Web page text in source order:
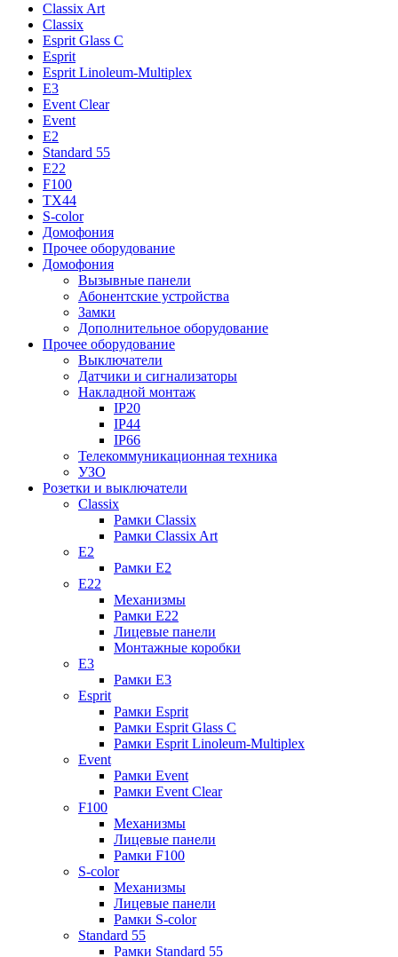
Classix Art
Classix
Esprit Glass C
Esprit
Esprit Linoleum-Multiplex
E3
Event Clear
Event
E2
Standard 55
E22
F100
TX44
S-color
Домофония
Прочее оборудование
Домофония
Вызывные панели
Абонентские устройства
Замки
Дополнительное оборудование
Прочее оборудование
Выключатели
Датчики и сигнализаторы
Накладной монтаж
IP20
IP44
IP66
Телекоммуникационная техника
УЗО
Розетки и выключатели
Classix
Рамки Classix
Рамки Classix Art
E2
Рамки E2
E22
Механизмы
Рамки E22
Лицевые панели
Монтажные коробки
E3
Рамки E3
Esprit
Рамки Esprit
Рамки Esprit Glass C
Рамки Esprit Linoleum-Multiplex
Event
Рамки Event
Рамки Event Clear
F100
Механизмы
Лицевые панели
Рамки F100
S-color
Механизмы
Лицевые панели
Рамки S-color
Standard 55
Рамки Standard 55